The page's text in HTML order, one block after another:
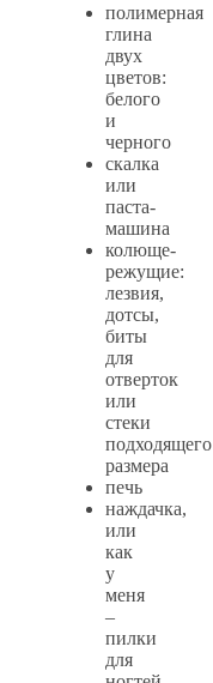
полимерная
глина
двух
цветов:
белого
и
черного
скалка
или
паста-
машина
колюще-
режущие:
лезвия,
дотсы,
биты
для
отверток
или
стеки
подходящего
размера
печь
наждачка,
или
как
у
меня
–
пилки
для